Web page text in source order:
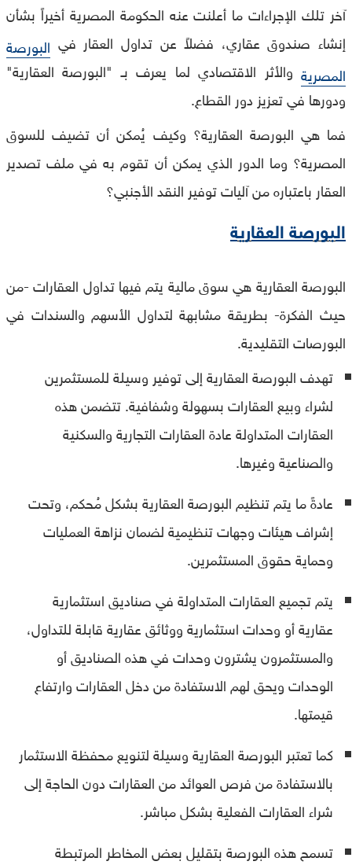
آخر تلك الإجراءات ما أعلنت عنه الحكومة المصرية أخيراً بشأن
إنشاء صندوق عقاري، فضلاً عن تداول العقار في البورصة
المصرية والأثر الاقتصادي لما يعرف بـ "البورصة العقارية"
ودورها في تعزيز دور القطاع.
فما هي البورصة العقارية؟ وكيف يُمكن أن تضيف للسوق
المصرية؟ وما الدور الذي يمكن أن تقوم به في ملف تصدير
العقار باعتباره من آليات توفير النقد الأجنبي؟
البورصة العقارية
البورصة العقارية هي سوق مالية يتم فيها تداول العقارات -من
حيث الفكرة- بطريقة مشابهة لتداول الأسهم والسندات في
البورصات التقليدية.
تهدف البورصة العقارية إلى توفير وسيلة للمستثمرين
لشراء وبيع العقارات بسهولة وشفافية. تتضمن هذه
العقارات المتداولة عادة العقارات التجارية والسكنية
والصناعية وغيرها.
عادةً ما يتم تنظيم البورصة العقارية بشكل مُحكم، وتحت
إشراف هيئات وجهات تنظيمية لضمان نزاهة العمليات
وحماية حقوق المستثمرين.
يتم تجميع العقارات المتداولة في صناديق استثمارية
عقارية أو وحدات استثمارية ووثائق عقارية قابلة للتداول،
والمستثمرون يشترون وحدات في هذه الصناديق أو
الوحدات ويحق لهم الاستفادة من دخل العقارات وارتفاع
قيمتها.
كما تعتبر البورصة العقارية وسيلة لتنويع محفظة الاستثمار
بالاستفادة من فرص العوائد من العقارات دون الحاجة إلى
شراء العقارات الفعلية بشكل مباشر.
تسمح هذه البورصة بتقليل بعض المخاطر المرتبطة